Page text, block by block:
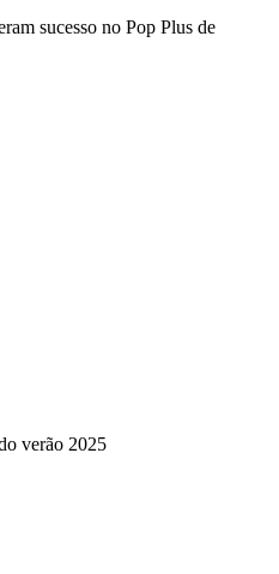
sucesso no Pop Plus de
verão 2025